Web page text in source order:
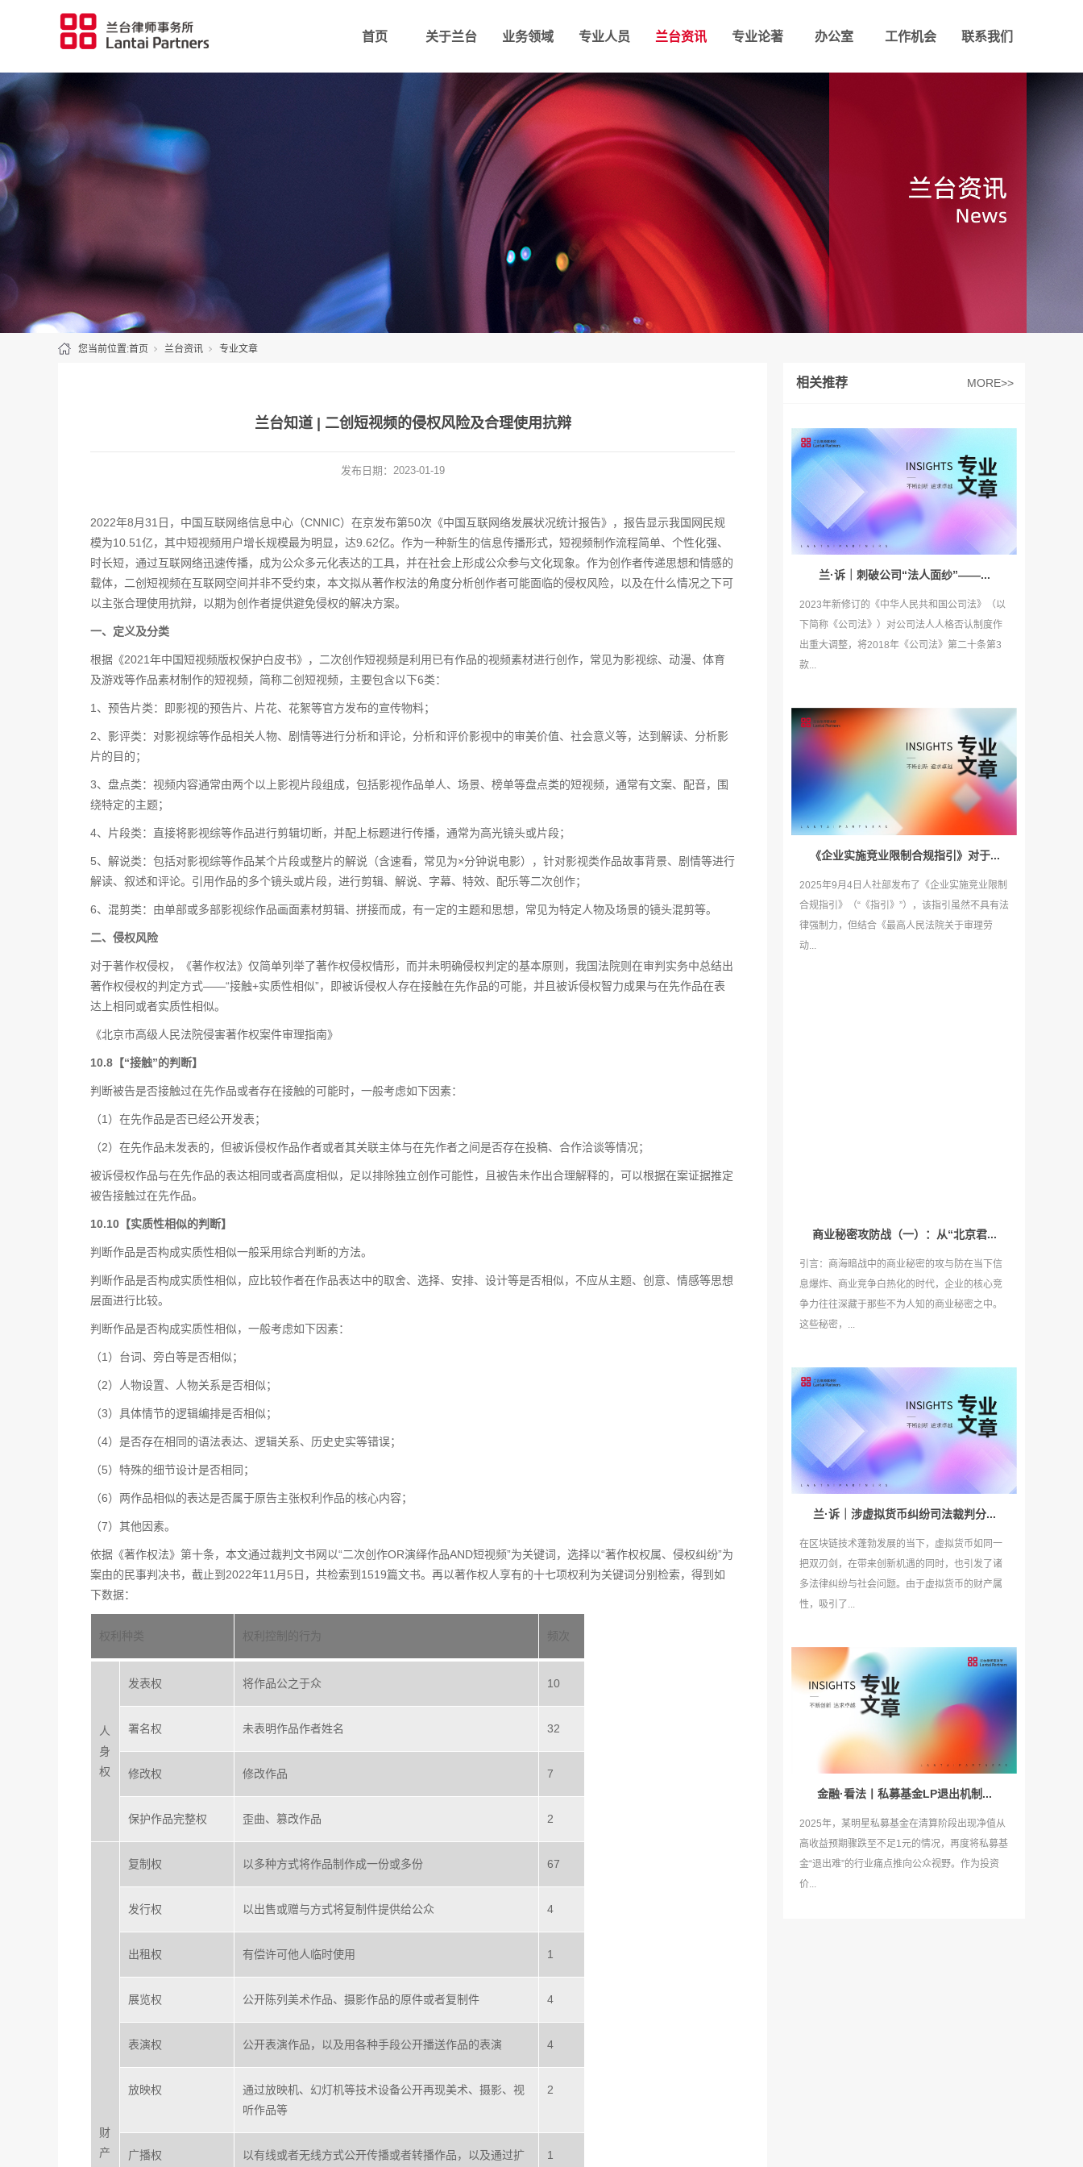
首页 关于兰台 业务领域 专业人员 兰台资讯 专业论著 办公室 工作机会 联系我们
您当前位置:首页 兰台资讯 专业文章
兰台知道 | 二创短视频的侵权风险及合理使用抗辩
发布日期： 2023-01-19
2022年8月31日，中国互联网络信息中心（CNNIC）在京发布第50次《中国互联网络发展状况统计报告》，报告显示我国网民规
模为10.51亿，其中短视频用户增长规模最为明显，达9.62亿。作为一种新生的信息传播形式，短视频制作流程简单、个性化强、
时长短，通过互联网络迅速传播，成为公众多元化表达的工具，并在社会上形成公众参与文化现象。作为创作者传递思想和情感的
载体，二创短视频在互联网空间并非不受约束，本文拟从著作权法的角度分析创作者可能面临的侵权风险，以及在什么情况之下可
以主张合理使用抗辩，以期为创作者提供避免侵权的解决方案。
一、定义及分类
根据《2021年中国短视频版权保护白皮书》，二次创作短视频是利用已有作品的视频素材进行创作，常见为影视综、动漫、体育
及游戏等作品素材制作的短视频，简称二创短视频，主要包含以下6类：
1、预告片类：即影视的预告片、片花、花絮等官方发布的宣传物料；
2、影评类：对影视综等作品相关人物、剧情等进行分析和评论，分析和评价影视中的审美价值、社会意义等，达到解读、分析影
片的目的；
3、盘点类：视频内容通常由两个以上影视片段组成，包括影视作品单人、场景、榜单等盘点类的短视频，通常有文案、配音，围
绕特定的主题；
4、片段类：直接将影视综等作品进行剪辑切断，并配上标题进行传播，通常为高光镜头或片段；
5、解说类：包括对影视综等作品某个片段或整片的解说（含速看，常见为×分钟说电影），针对影视类作品故事背景、剧情等进行
解读、叙述和评论。引用作品的多个镜头或片段，进行剪辑、解说、字幕、特效、配乐等二次创作；
6、混剪类：由单部或多部影视综作品画面素材剪辑、拼接而成，有一定的主题和思想，常见为特定人物及场景的镜头混剪等。
二、侵权风险
对于著作权侵权，《著作权法》仅简单列举了著作权侵权情形，而并未明确侵权判定的基本原则，我国法院则在审判实务中总结出
著作权侵权的判定方式——“接触+实质性相似”，即被诉侵权人存在接触在先作品的可能，并且被诉侵权智力成果与在先作品在表
达上相同或者实质性相似。
《北京市高级人民法院侵害著作权案件审理指南》
10.8【“接触”的判断】
判断被告是否接触过在先作品或者存在接触的可能时，一般考虑如下因素：
（1）在先作品是否已经公开发表；
（2）在先作品未发表的，但被诉侵权作品作者或者其关联主体与在先作者之间是否存在投稿、合作洽谈等情况；
被诉侵权作品与在先作品的表达相同或者高度相似，足以排除独立创作可能性，且被告未作出合理解释的，可以根据在案证据推定
被告接触过在先作品。
10.10【实质性相似的判断】
判断作品是否构成实质性相似一般采用综合判断的方法。
判断作品是否构成实质性相似，应比较作者在作品表达中的取舍、选择、安排、设计等是否相似，不应从主题、创意、情感等思想
层面进行比较。
判断作品是否构成实质性相似，一般考虑如下因素：
（1）台词、旁白等是否相似；
（2）人物设置、人物关系是否相似；
（3）具体情节的逻辑编排是否相似；
（4）是否存在相同的语法表达、逻辑关系、历史史实等错误；
（5）特殊的细节设计是否相同；
（6）两作品相似的表达是否属于原告主张权利作品的核心内容；
（7）其他因素。
依据《著作权法》第十条，本文通过裁判文书网以“二次创作OR演绎作品AND短视频”为关键词，选择以“著作权权属、侵权纠纷”为
案由的民事判决书，截止到2022年11月5日，共检索到1519篇文书。再以著作权人享有的十七项权利为关键词分别检索，得到如
下数据：
权利种类 权利控制的行为 频次
人
身
权
发表权 将作品公之于众 10
署名权 未表明作品作者姓名 32
修改权 修改作品 7
保护作品完整权 歪曲、篡改作品 2
财
产
复制权 以多种方式将作品制作成一份或多份 67
发行权 以出售或赠与方式将复制件提供给公众 4
出租权 有偿许可他人临时使用 1
展览权 公开陈列美术作品、摄影作品的原件或者复制件 4
表演权 公开表演作品，以及用各种手段公开播送作品的表演 4
放映权
通过放映机、幻灯机等技术设备公开再现美术、摄影、视
听作品等
2
广播权 以有线或者无线方式公开传播或者转播作品，以及通过扩 1
相关推荐 MORE>>
兰·诉｜刺破公司“法人面纱”——...
2023年新修订的《中华人民共和国公司法》（以
下简称《公司法》）对公司法人人格否认制度作
出重大调整，将2018年《公司法》第二十条第3
款...
《企业实施竞业限制合规指引》对于...
2025年9月4日人社部发布了《企业实施竞业限制
合规指引》（“《指引》”），该指引虽然不具有法
律强制力，但结合《最高人民法院关于审理劳
动...
商业秘密攻防战（一）：从“北京君...
引言：商海暗战中的商业秘密的攻与防在当下信
息爆炸、商业竞争白热化的时代，企业的核心竞
争力往往深藏于那些不为人知的商业秘密之中。
这些秘密，...
兰·诉｜涉虚拟货币纠纷司法裁判分...
在区块链技术蓬勃发展的当下，虚拟货币如同一
把双刃剑，在带来创新机遇的同时，也引发了诸
多法律纠纷与社会问题。由于虚拟货币的财产属
性，吸引了...
金融·看法丨私募基金LP退出机制...
2025年，某明星私募基金在清算阶段出现净值从
高收益预期骤跌至不足1元的情况，再度将私募基
金“退出难”的行业痛点推向公众视野。作为投资
价...